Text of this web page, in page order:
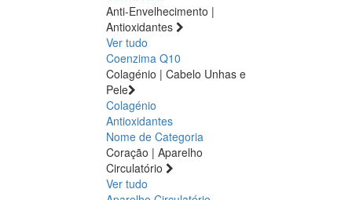
Anti-Envelhecimento |
Antioxidantes
Ver tudo
Coenzima Q10
Colagénio | Cabelo Unhas e
Pele
Colagénio
Antioxidantes
Nome de Categoria
Coração | Aparelho
Circulatório
Ver tudo